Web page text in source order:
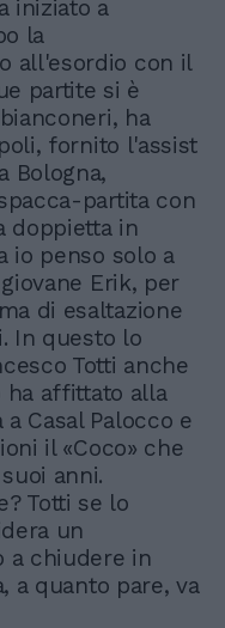
iniziato a
la
all'esordio con il
partite si è
ha
fornito l'assist
Bologna,
partita con
doppietta in
io penso solo a
Erik, per
di esaltazione
In questo lo
Totti anche
ha affittato alla
Casal Palocco e
il «Coco» che
anni.
Totti se lo
un
a chiudere in
a quanto pare, va